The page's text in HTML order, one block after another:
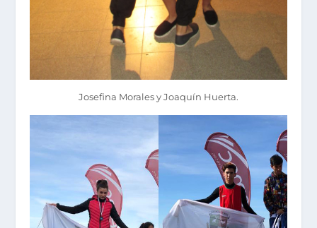
Josefina Morales y Joaquín Huerta.